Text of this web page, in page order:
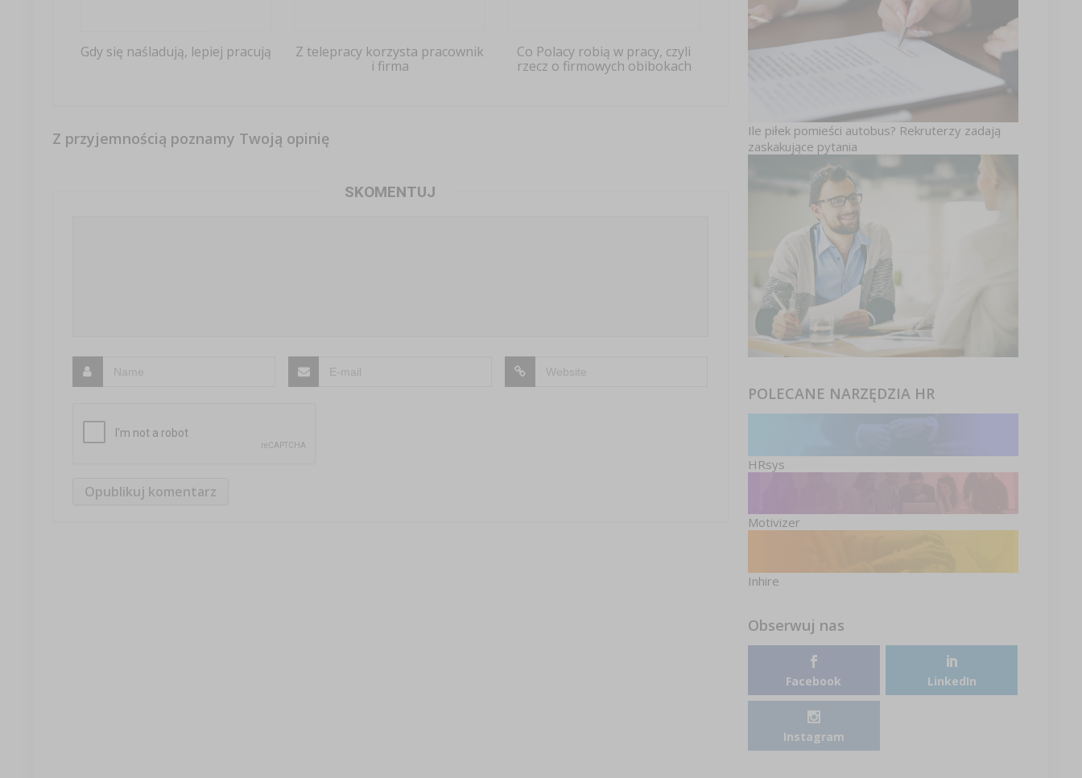
Gdy się naśladują, lepiej pracują
Z telepracy korzysta pracownik
i firma
Co Polacy robią w pracy, czyli
rzecz o firmowych obibokach
Z przyjemnością poznamy Twoją opinię
SKOMENTUJ
Ile piłek pomieści autobus? Rekruterzy zadają
zaskakujące pytania
POLECANE NARZĘDZIA HR
HRsys
Motivizer
Inhire
Obserwuj nas
Facebook LinkedIn
Instagram